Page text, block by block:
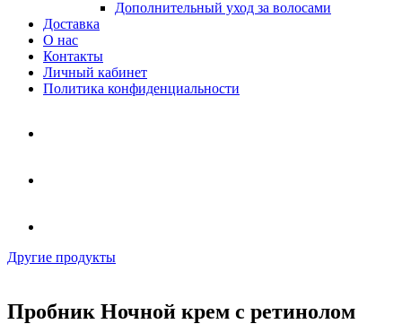
Дополнительный уход за волосами
Доставка
О нас
Контакты
Личный кабинет
Политика конфиденциальности
Другие продукты
Пробник Ночной крем с ретинолом